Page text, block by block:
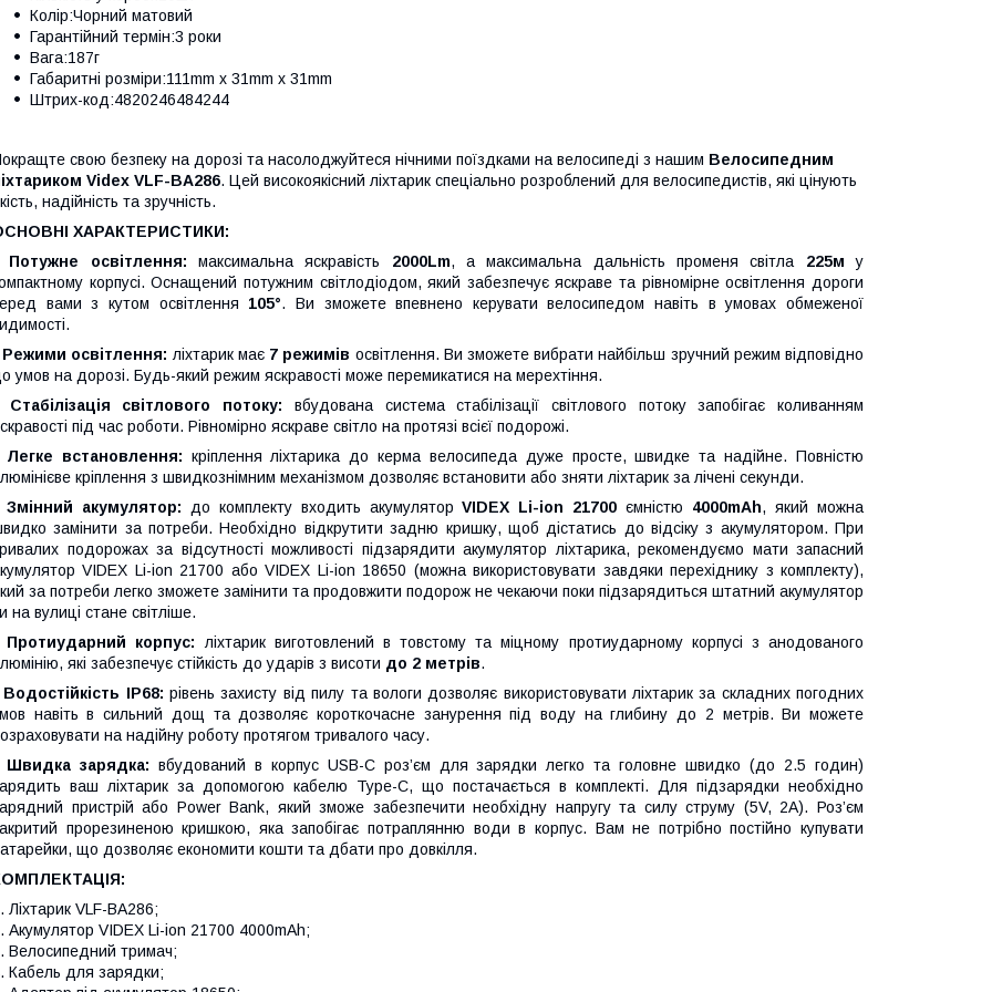
Колір:Чорний матовий
Гарантійний термін:3 роки
Вага:187г
Габаритні розміри:111mm х 31mm х 31mm
Штрих-код:4820246484244
свою безпеку на дорозі та насолоджуйтеся нічними поїздками на велосипеді з нашим Велосипедним
Videx VLF-BA286. Цей високоякісний ліхтарик спеціально розроблений для велосипедистів, які цінують
надійність та зручність.
ХАРАКТЕРИСТИКИ:
Потужне освітлення: максимальна яскравість 2000Lm, а максимальна дальність променя світла 225м у
корпусі. Оснащений потужним світлодіодом, який забезпечує яскраве та рівномірне освітлення дороги
вами з кутом освітлення 105°. Ви зможете впевнено керувати велосипедом навіть в умовах обмеженої
Режими освітлення: ліхтарик має 7 режимів освітлення. Ви зможете вибрати найбільш зручний режим відповідно
умов на дорозі. Будь-який режим яскравості може перемикатися на мерехтіння.
Стабілізація світлового потоку: вбудована система стабілізації світлового потоку запобігає коливанням
під час роботи. Рівномірно яскраве світло на протязі всієї подорожі.
Легке встановлення: кріплення ліхтарика до керма велосипеда дуже просте, швидке та надійне. Повністю
кріплення з швидкознімним механізмом дозволяє встановити або зняти ліхтарик за лічені секунди.
Змінний акумулятор: до комплекту входить акумуляторVIDEX Li-ion 21700 ємністю 4000mAh, який можна
замінити за потреби. Необхідно відкрутити задню кришку, щоб дістатись до відсіку з акумулятором. При
подорожах за відсутності можливості підзарядити акумулятор ліхтарика, рекомендуємо мати запасний
VIDEX Li-ion 21700 або VIDEX Li-ion 18650 (можна використовувати завдяки перехіднику з комплекту),
за потреби легко зможете замінити та продовжити подорож не чекаючи поки підзарядиться штатний акумулятор
на вулиці стане світліше.
Протиударний корпус: ліхтарик виготовлений в товстому та міцному протиударному корпусі з анодованого
які забезпечує стійкість до ударів з висоти до 2 метрів.
IP68: рівень захисту від пилу та вологи дозволяє використовувати ліхтарик за складних погодних
навіть в сильний дощ та дозволяє короткочасне занурення під воду на глибину до 2 метрів. Ви можете
на надійну роботу протягом тривалого часу.
Швидка зарядка: вбудований в корпус USB-C роз’єм для зарядки легко та головне швидко (до 2.5 годин)
ваш ліхтарик за допомогою кабелю Type-C, що постачається в комплекті. Для підзарядки необхідно
пристрій або Power Bank, який зможе забезпечити необхідну напругу та силу струму (5V, 2A). Роз’єм
прорезиненою кришкою, яка запобігає потраплянню води в корпус. Вам не потрібно постійно купувати
що дозволяє економити кошти та дбати про довкілля.
Ліхтарик VLF-BA286;
Акумулятор VIDEX Li-ion 21700 4000mAh;
Велосипедний тримач;
Кабель для зарядки;